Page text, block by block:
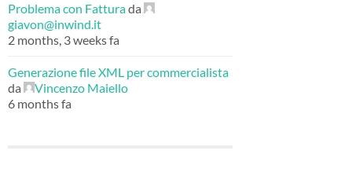
Problema con Fatturada
giavon@inwind.it
2 months, 3 weeks fa
Generazione file XML per commercialista
da
Vincenzo Maiello
6 months fa